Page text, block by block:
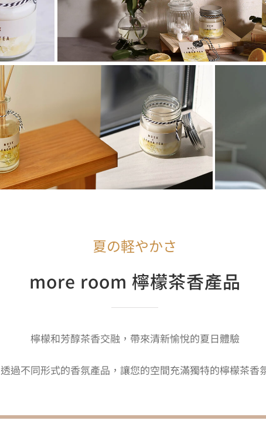
夏の軽やかさ
more room 檸檬茶香產品
檸檬和芳醇茶香交融，帶來清新愉悅的夏日體驗
透過不同形式的香氛產品，讓您的空間充滿獨特的檸檬茶香